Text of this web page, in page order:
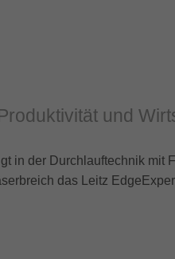
und
in der Durchlauftechnik
das Leitz